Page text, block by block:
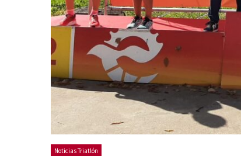
Noticias Triatlón